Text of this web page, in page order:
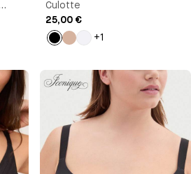
Culotte
25,00 €
Noir NudeBlanc
+1